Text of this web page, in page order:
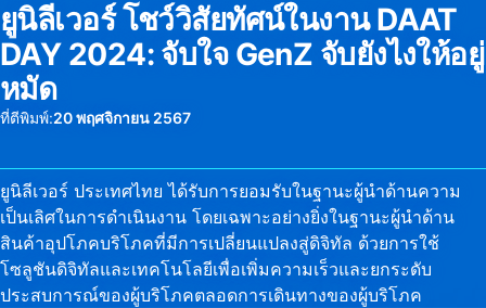
ยูนิลีเวอร์ โชว์วิสัยทัศน์ในงาน DAAT
DAY 2024: จับใจ GenZ จับยังไงให้อยู่
หมัด
ที่ตีพิมพ์:20 พฤศจิกายน 2567
ยูนิลีเวอร์ ประเทศไทย ได้รับการยอมรับในฐานะผู้นำด้านความ
เป็นเลิศในการดำเนินงาน โดยเฉพาะอย่างยิ่งในฐานะผู้นำด้าน
สินค้าอุปโภคบริโภคที่มีการเปลี่ยนแปลงสู่ดิจิทัล ด้วยการใช้
โซลูชันดิจิทัลและเทคโนโลยีเพื่อเพิ่มความเร็วและยกระดับ
ประสบการณ์ของผู้บริโภคตลอดการเดินทางของผู้บริโภค